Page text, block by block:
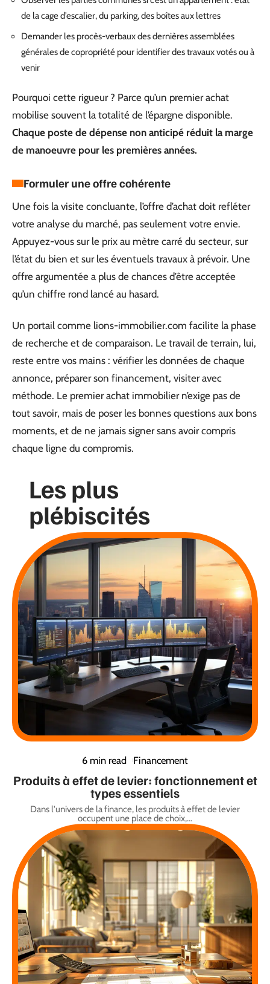
de la cage d’escalier, du parking, des boîtes aux lettres
Demander les procès-verbaux des dernières assemblées
générales de copropriété pour identifier des travaux votés ou à
venir
Pourquoi cette rigueur ? Parce qu’un premier achat
mobilise souvent la totalité de l’épargne disponible.
Chaque poste de dépense non anticipé réduit la marge
de manoeuvre pour les premières années.
Formuler une offre cohérente
Une fois la visite concluante, l’offre d’achat doit refléter
votre analyse du marché, pas seulement votre envie.
Appuyez-vous sur le prix au mètre carré du secteur, sur
l’état du bien et sur les éventuels travaux à prévoir. Une
offre argumentée a plus de chances d’être acceptée
qu’un chiffre rond lancé au hasard.
Un portail comme lions-immobilier.com facilite la phase
de recherche et de comparaison. Le travail de terrain, lui,
reste entre vos mains : vérifier les données de chaque
annonce, préparer son financement, visiter avec
méthode. Le premier achat immobilier n’exige pas de
tout savoir, mais de poser les bonnes questions aux bons
moments, et de ne jamais signer sans avoir compris
chaque ligne du compromis.
Les plus
plébiscités
6 min read Financement
Produits à effet de levier: fonctionnement et
types essentiels
Dans l'univers de la finance, les produits à effet de levier
occupent une place de choix,…